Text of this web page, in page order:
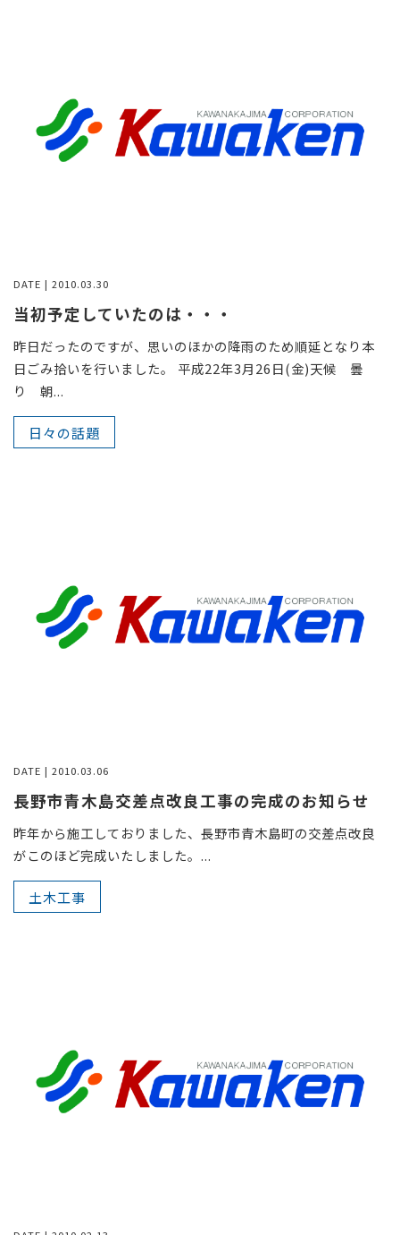
DATE | 2010.03.30
当初予定していたのは・・・
昨日だったのですが、思いのほかの降雨のため順延となり本
日ごみ拾いを行いました。 平成22年3月26日(金)天候 曇
り 朝...
日々の話題
DATE | 2010.03.06
長野市青木島交差点改良工事の完成のお知らせ
昨年から施工しておりました、長野市青木島町の交差点改良
がこのほど完成いたしました。...
土木工事